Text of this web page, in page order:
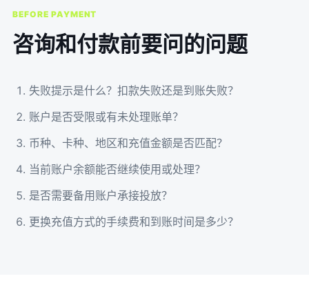
BEFORE PAYMENT
咨询和付款前要问的问题
失败提示是什么？扣款失败还是到账失败？
账户是否受限或有未处理账单？
币种、卡种、地区和充值金额是否匹配？
当前账户余额能否继续使用或处理？
是否需要备用账户承接投放？
更换充值方式的手续费和到账时间是多少？